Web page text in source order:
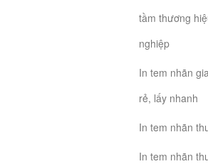
tầm thương
nghiệp
In tem nhãn
rẻ, lấy nhanh
In tem nhãn
In tem nhãn